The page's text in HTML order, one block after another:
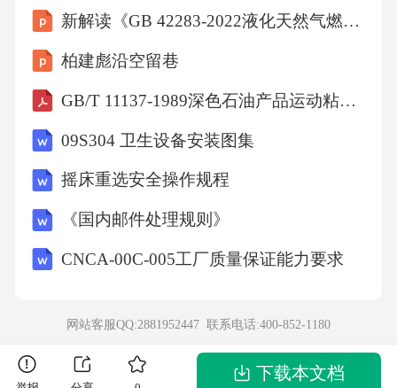
答需运504次27. 分析：把总人数与工作时间的
积看作工作量，列式计算
解（120×50-120×30）÷（120-20）＝24（天），
24-20＝4（天）
答剩下的人需比原计划多干4天才能完成任务.2
8. 分析：第一次比第二次少捐4500-4000＝500
（元），再列式计算
答第一次比第二次少捐11.1%29. 分析：求出每
新解读《GB 42283-2022液化天然气燃料水上加注作业安全规程》
柏建彪沿空留巷
GB/T 11137-1989深色石油产品运动粘度测定法(逆流法)和动力粘度计算法
09S304 卫生设备安装图集
摇床重选安全操作规程
《国内邮件处理规则》
CNCA-00C-005工厂质量保证能力要求
网站客服QQ:2881952447 联系电话:400-852-1180
下载本文档